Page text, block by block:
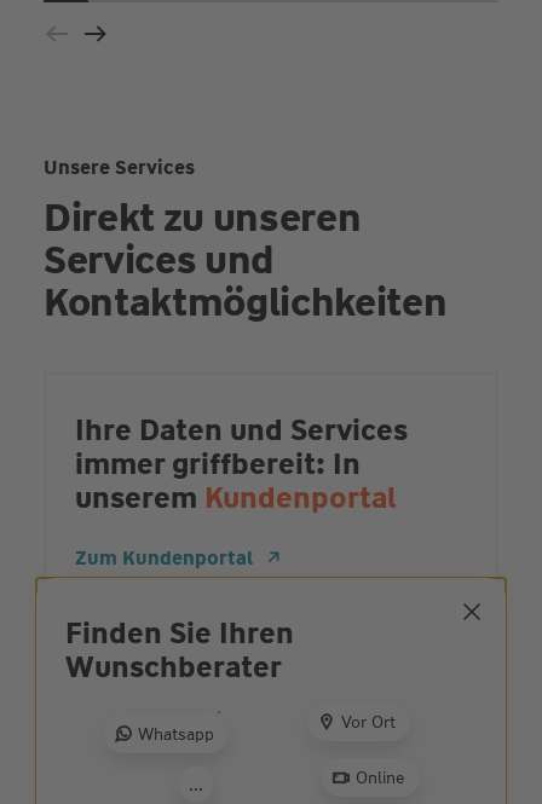
Finden Sie Ihren
Wunsch­berater
Whatsapp
...
Vor Ort
Online
Unsere Services
Direkt zu unseren
Services und
Kontaktmöglichkeiten
Ihre Daten und Services
immer griffbereit: In
unserem Kundenportal
Zum Kundenportal
Ehrliche und
partnerschaftliche
Beratung: Jetzt
Wunschberater
finden